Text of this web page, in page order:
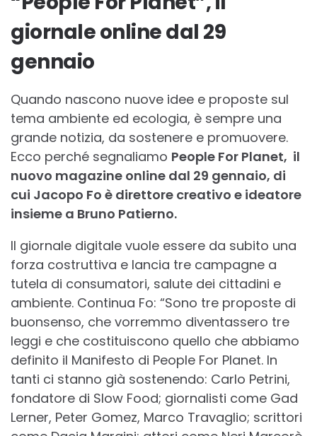
giornale online dal 29
gennaio
Quando nascono nuove idee e proposte sul
tema ambiente ed ecologia, è sempre una
grande notizia, da sostenere e promuovere.
Ecco perché segnaliamo People For Planet, il
nuovo magazine online dal 29 gennaio, di
cui Jacopo Fo è direttore creativo e ideatore
insieme a Bruno Patierno.
Il giornale digitale vuole essere da subito una
forza costruttiva e lancia tre campagne a
tutela di consumatori, salute dei cittadini e
ambiente. Continua Fo: “Sono tre proposte di
buonsenso, che vorremmo diventassero tre
leggi e che costituiscono quello che abbiamo
definito il Manifesto di People For Planet. In
tanti ci stanno già sostenendo: Carlo Petrini,
fondatore di Slow Food; giornalisti come Gad
Lerner, Peter Gomez, Marco Travaglio; scrittori